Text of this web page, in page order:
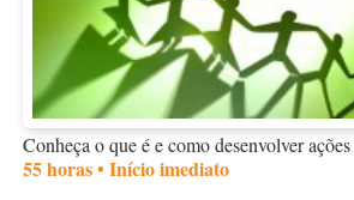
Conheça o que é e como desenvolver
55 horas • Início imediato